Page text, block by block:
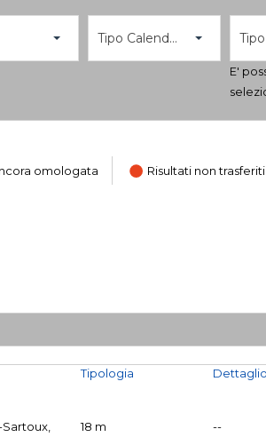
Tipo Calendario
E'
omologata Risultati non trasferiti
Sartoux,
Tipologia
18 m
Dettaglio
--